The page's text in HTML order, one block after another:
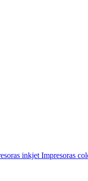
inkjet Impresoras